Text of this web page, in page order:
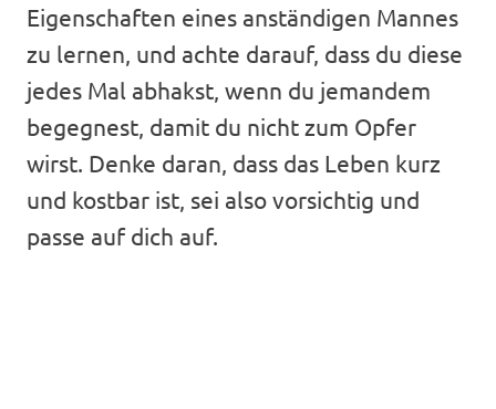
Eigenschaften eines anständigen Mannes
zu lernen, und achte darauf, dass du diese
jedes Mal abhakst, wenn du jemandem
begegnest, damit du nicht zum Opfer
wirst. Denke daran, dass das Leben kurz
und kostbar ist, sei also vorsichtig und
passe auf dich auf.